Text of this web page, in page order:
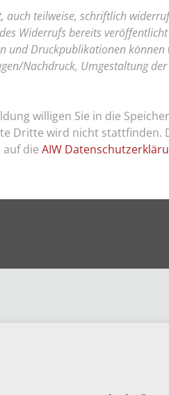
teilweise, schriftlich
Widerrufs bereits
und Druckpublikationen
Nachdruck, Umgestaltung
willigen Sie in die
Dritte wird nicht stattfinden.
die AIW